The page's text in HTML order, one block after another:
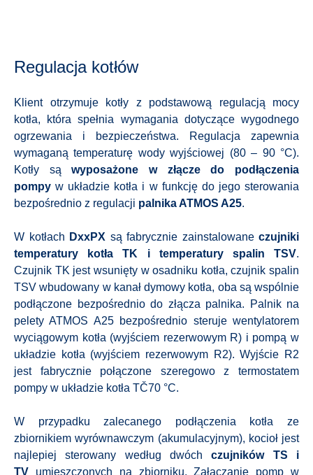
Regulacja kotłów
Klient otrzymuje kotły z podstawową regulacją mocy
kotła, która spełnia wymagania dotyczące wygodnego
ogrzewania i bezpieczeństwa. Regulacja zapewnia
wymaganą temperaturę wody wyjściowej (80 – 90 °C).
Kotły sąwyposażone w złącze do podłączenia
pompy w układzie kotła i w funkcję do jego sterowania
bezpośrednio z regulacji palnika ATMOS A25.
W kotłach DxxPX są fabrycznie zainstalowane czujniki
temperatury kotła TK i temperatury spalin TSV.
Czujnik TK jest wsunięty w osadniku kotła, czujnik spalin
TSV wbudowany w kanał dymowy kotła, oba są wspólnie
podłączone bezpośrednio do złącza palnika. Palnik na
pelety ATMOS A25 bezpośrednio steruje wentylatorem
wyciągowym kotła (wyjściem rezerwowym R) i pompą w
układzie kotła (wyjściem rezerwowym R2). Wyjście R2
jest fabrycznie połączone szeregowo z termostatem
pompy w układzie kotła TČ70 °C.
W przypadku zalecanego podłączenia kotła ze
zbiornikiem wyrównawczym (akumulacyjnym), kocioł jest
najlepiej sterowany według dwóchczujników TS i
TV umieszczonych na zbiorniku. Załączanie pomp w